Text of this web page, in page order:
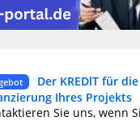
Der KREDlT für die
Ihres Projekts